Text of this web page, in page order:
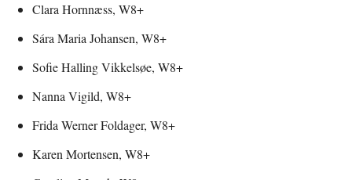
Clara Hornnæss, W8+
Sára Maria Johansen, W8+
Sofie Halling Vikkelsøe, W8+
Nanna Vigild, W8+
Frida Werner Foldager, W8+
Karen Mortensen, W8+